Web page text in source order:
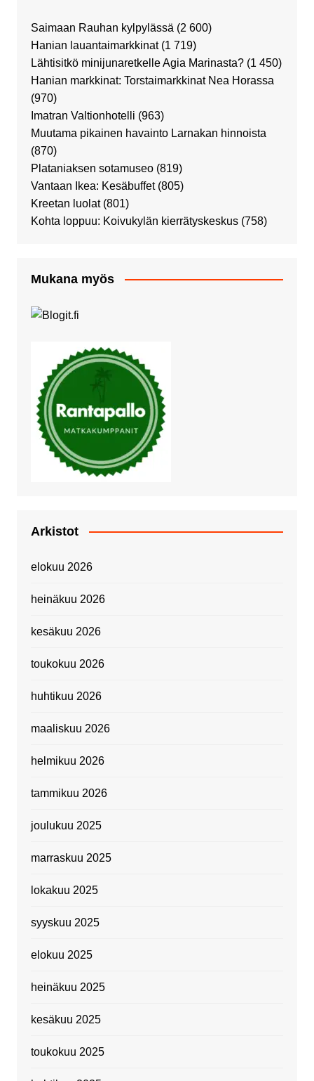
Saimaan Rauhan kylpylässä (2 600)
Hanian lauantaimarkkinat (1 719)
Lähtisitkö minijunaretkelle Agia Marinasta? (1 450)
Hanian markkinat: Torstaimarkkinat Nea Horassa
(970)
Imatran Valtionhotelli (963)
Muutama pikainen havainto Larnakan hinnoista
(870)
Plataniaksen sotamuseo (819)
Vantaan Ikea: Kesäbuffet (805)
Kreetan luolat (801)
Kohta loppuu: Koivukylän kierrätyskeskus (758)
Mukana myös
Arkistot
elokuu 2026
heinäkuu 2026
kesäkuu 2026
toukokuu 2026
huhtikuu 2026
maaliskuu 2026
helmikuu 2026
tammikuu 2026
joulukuu 2025
marraskuu 2025
lokakuu 2025
syyskuu 2025
elokuu 2025
heinäkuu 2025
kesäkuu 2025
toukokuu 2025